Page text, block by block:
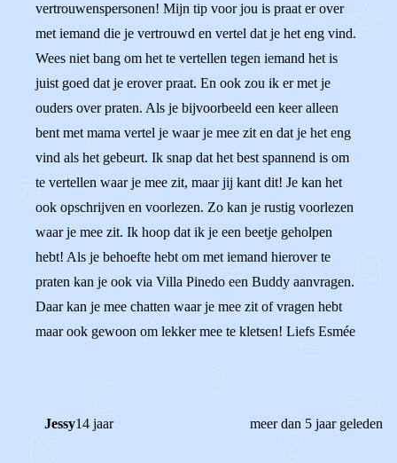
vertrouwenspersonen! Mijn tip voor jou is praat er over
met iemand die je vertrouwd en vertel dat je het eng vind.
Wees niet bang om het te vertellen tegen iemand het is
juist goed dat je erover praat. En ook zou ik er met je
ouders over praten. Als je bijvoorbeeld een keer alleen
bent met mama vertel je waar je mee zit en dat je het eng
vind als het gebeurt. Ik snap dat het best spannend is om
te vertellen waar je mee zit, maar jij kant dit! Je kan het
ook opschrijven en voorlezen. Zo kan je rustig voorlezen
waar je mee zit. Ik hoop dat ik je een beetje geholpen
hebt! Als je behoefte hebt om met iemand hierover te
praten kan je ook via Villa Pinedo een Buddy aanvragen.
Daar kan je mee chatten waar je mee zit of vragen hebt
maar ook gewoon om lekker mee te kletsen! Liefs Esmée
Jessy14 jaar meer dan 5 jaar geleden